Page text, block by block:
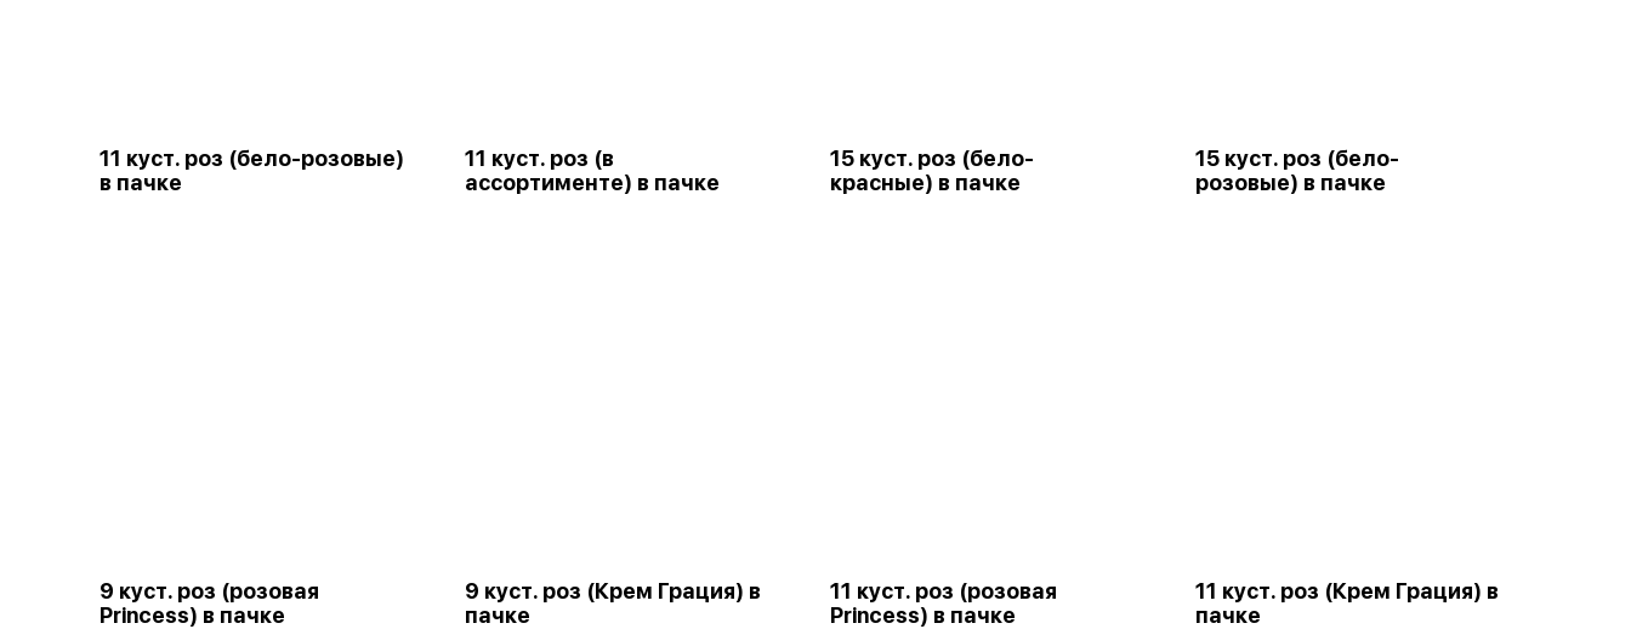
11 куст. роз (бело-розовые)
в пачке
11 куст. роз (в
ассортименте) в пачке
15 куст. роз (бело-
красные) в пачке
15 куст. роз (бело-
розовые) в пачке
9 куст. роз (розовая
Princess) в пачке
9 куст. роз (Крем Грация) в
пачке
11 куст. роз (розовая
Princess) в пачке
11 куст. роз (Крем Грация) в
пачке